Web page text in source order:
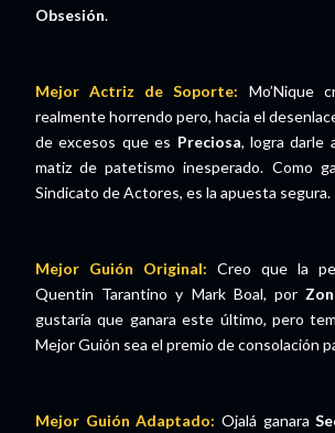
Obsesión.
Mejor Actriz de Soporte: Mo’Nique
realmente horrendo pero, hacia el
de excesos que es Preciosa, logra darle
matiz de patetismo inesperado. Como
Sindicato de Actores, es la apuesta segura.
Mejor Guión Original: Creo que la
Quentin Tarantino y Mark Boal, por
gustaría que ganara este último, pero
Mejor Guión sea el premio de consolación
Mejor Guión Adaptado: Ojalá ganara